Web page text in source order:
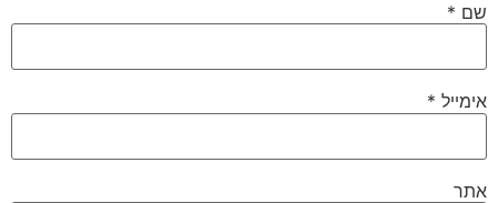
שם *
אימייל *
אתר